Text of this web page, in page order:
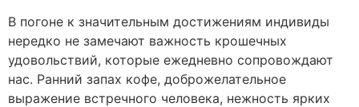
В погоне к значительным достижениям индивиды
нередко не замечают важность крошечных
удовольствий, которые ежедневно сопровождают
нас. Ранний запах кофе, доброжелательное
выражение встречного человека, нежность ярких